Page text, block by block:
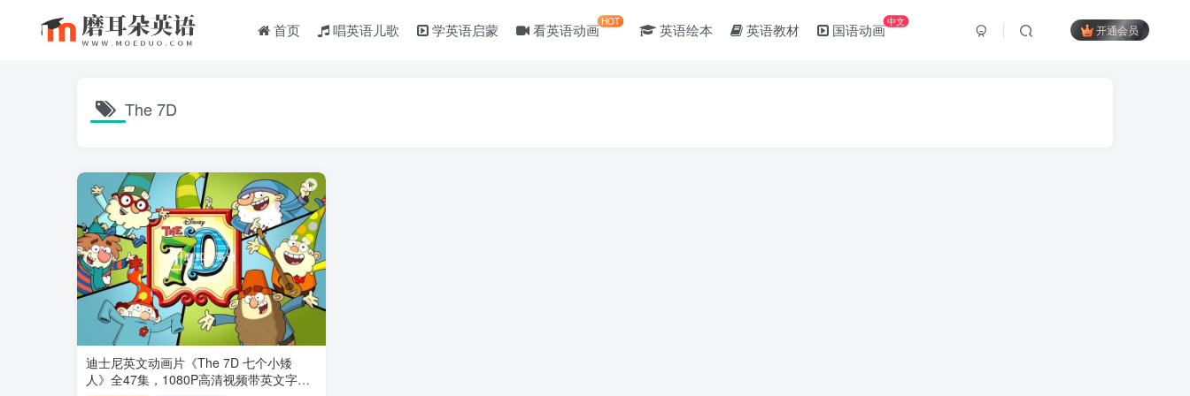
首页 唱英语儿歌 学英语启蒙 看英语动画HOT 英语绘本 英语教材 国语动画中文
开通会员
The 7D
迪士尼英文动画片《The 7D 七个小矮
人》全47集，1080P高清视频带英文字